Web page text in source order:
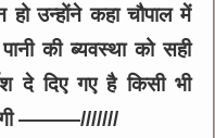
उन्होंने कहा चौपाल में
की ब्यवस्था को सही
दे दिए गए है किसी भी
———///////